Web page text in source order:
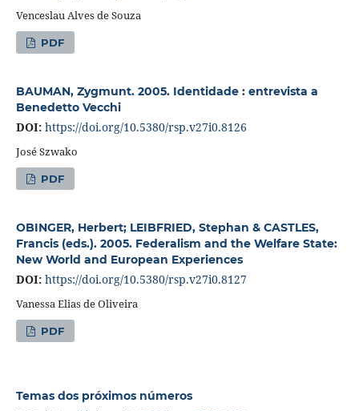
Venceslau Alves de Souza
PDF
BAUMAN, Zygmunt. 2005. Identidade : entrevista a
Benedetto Vecchi
DOI: https://doi.org/10.5380/rsp.v27i0.8126
José Szwako
PDF
OBINGER, Herbert; LEIBFRIED, Stephan & CASTLES,
Francis (eds.). 2005. Federalism and the Welfare State:
New World and European Experiences
DOI: https://doi.org/10.5380/rsp.v27i0.8127
Vanessa Elias de Oliveira
PDF
Temas dos próximos números